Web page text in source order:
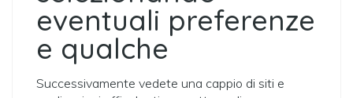
eventuali preferenze
e qualche
Successivamente vedete una cappio di siti e